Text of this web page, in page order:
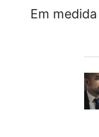
Em